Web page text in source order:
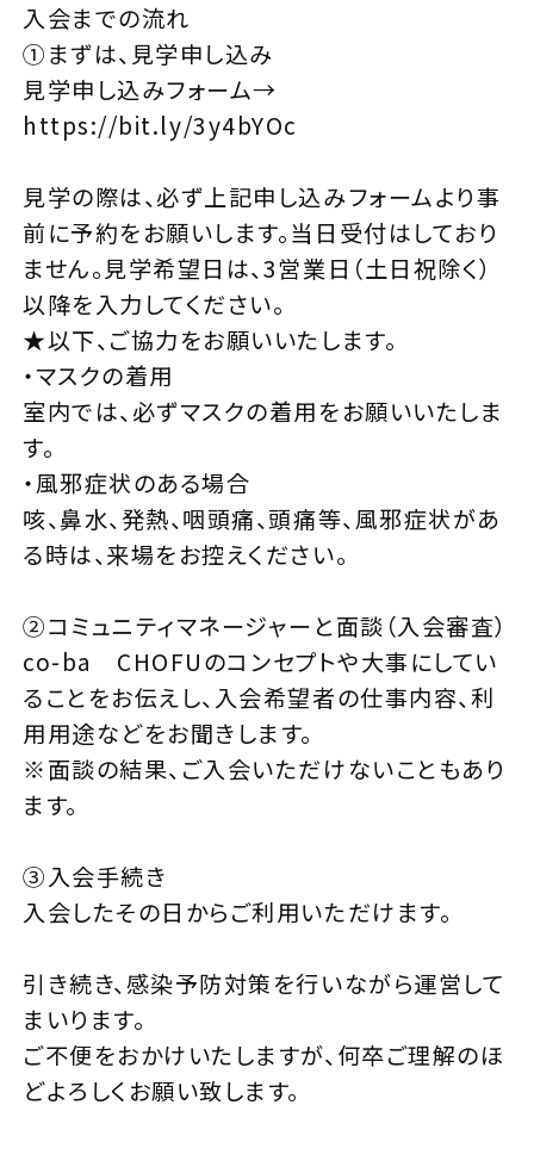
入会までの流れ
①まずは、見学申し込み
見学申し込みフォーム→
https://bit.ly/3y4bYOc
見学の際は、必ず上記申し込みフォームより事
前に予約をお願いします。当日受付はしており
ません。見学希望日は、3営業日（土日祝除く）
以降を入力してください。
★以下、ご協力をお願いいたします。
・マスクの着用
室内では、必ずマスクの着用をお願いいたしま
す。
・風邪症状のある場合
咳、鼻水、発熱、咽頭痛、頭痛等、風邪症状があ
る時は、来場をお控えください。
②コミュニティマネージャーと面談（入会審査）
co-ba CHOFUのコンセプトや大事にしてい
ることをお伝えし、入会希望者の仕事内容、利
用用途などをお聞きします。
※面談の結果、ご入会いただけないこともあり
ます。
③入会手続き
入会したその日からご利用いただけます。
引き続き、感染予防対策を行いながら運営して
まいります。
ご不便をおかけいたしますが、何卒ご理解のほ
どよろしくお願い致します。